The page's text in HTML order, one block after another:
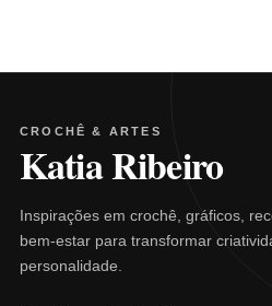
CROCHÊ & ARTES
Katia Ribeiro
Inspirações em crochê, gráficos,
bem-estar para transformar
personalidade.